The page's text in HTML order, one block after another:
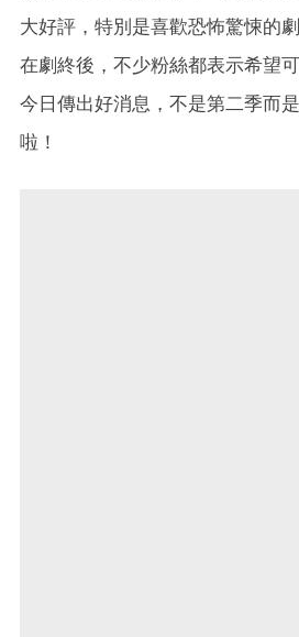
大好評，特別是喜歡恐怖驚悚的
在劇終後，不少粉絲都表示希望
今日傳出好消息，不是第二季而
啦！